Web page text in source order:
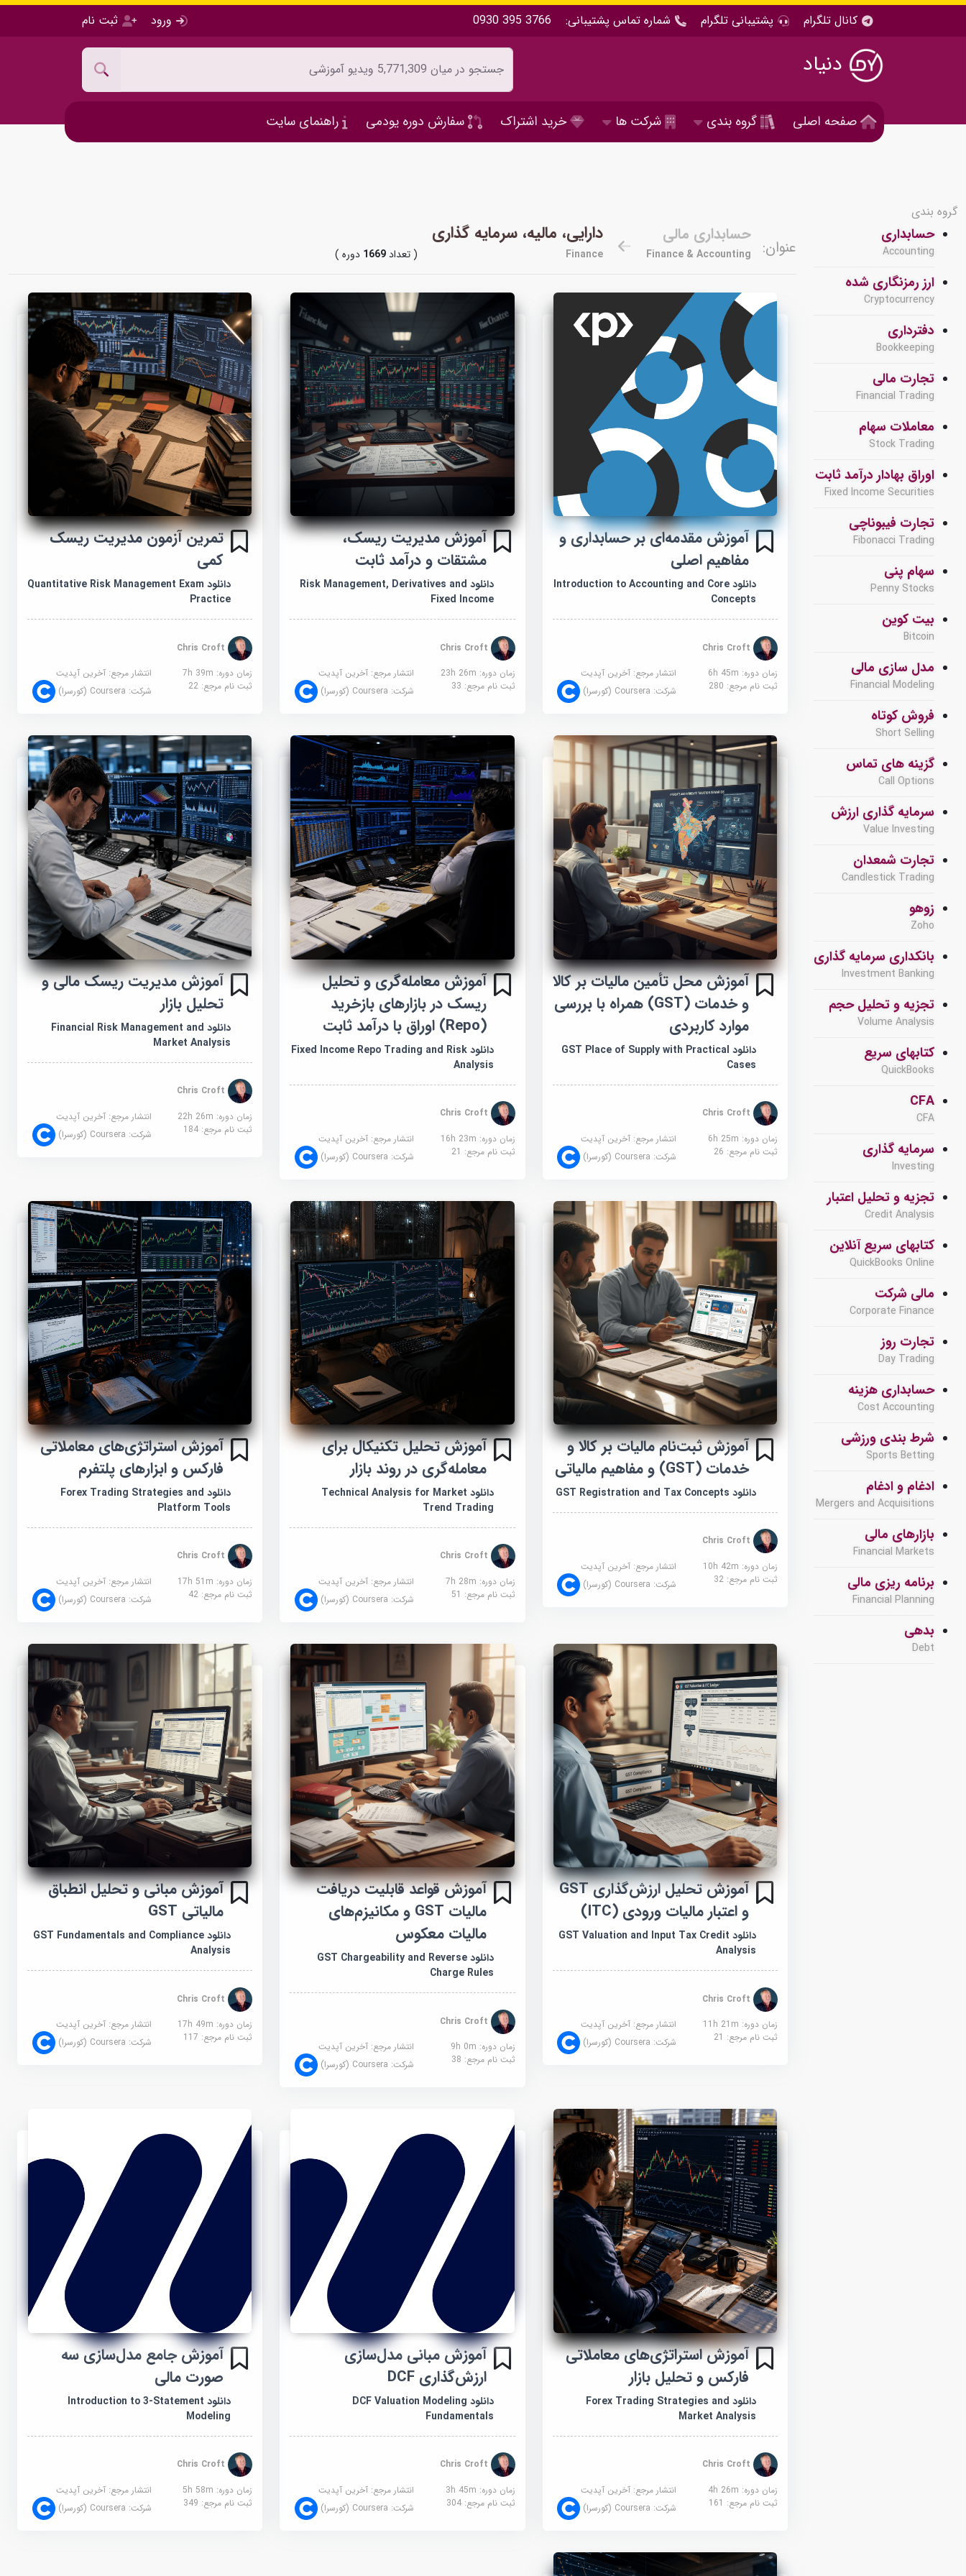
کانال تلگرام پشتیبانی تلگرام شماره تماس پشتیبانی: 0930 395 3766 ورود ثبت نام
دنیاد
صفحه اصلی گروه بندی شرکت ها خرید اشتراک سفارش دوره یودمی راهنمای سایت
گروه بندی
حسابداری
Accounting
ارز رمزنگاری شده
Cryptocurrency
دفترداری
Bookkeeping
تجارت مالی
Financial Trading
معاملات سهام
Stock Trading
اوراق بهادار درآمد ثابت
Fixed Income Securities
تجارت فیبوناچی
Fibonacci Trading
سهام پنی
Penny Stocks
بیت کوین
Bitcoin
مدل سازی مالی
Financial Modeling
فروش کوتاه
Short Selling
گزینه های تماس
Call Options
سرمایه گذاری ارزش
Value Investing
تجارت شمعدان
Candlestick Trading
زوهو
Zoho
بانکداری سرمایه گذاری
Investment Banking
تجزیه و تحلیل حجم
Volume Analysis
کتابهای سریع
QuickBooks
CFA
CFA
سرمایه گذاری
Investing
تجزیه و تحلیل اعتبار
Credit Analysis
کتابهای سریع آنلاین
QuickBooks Online
مالی شرکت
Corporate Finance
تجارت روز
Day Trading
حسابداری هزینه
Cost Accounting
شرط بندی ورزشی
Sports Betting
ادغام و ادغام
Mergers and Acquisitions
بازارهای مالی
Financial Markets
برنامه ریزی مالی
Financial Planning
بدهی
Debt
عنوان:
حسابداری مالی
Finance & Accounting
دارایی، مالیه، سرمایه گذاری
Finance ( تعداد1669 دوره )
آموزش مقدمه‌ای بر حسابداری و
مفاهیم اصلی
دانلود Introduction to Accounting and Core
Concepts
زمان دوره: 6h 45m
انتشار مرجع: آخرین آپدیت
ثبت نام مرجع: 280 شرکت: Coursera (کورسرا)
آموزش مدیریت ریسک،
مشتقات و درآمد ثابت
دانلود Risk Management, Derivatives and
Fixed Income
زمان دوره: 23h 26m
انتشار مرجع: آخرین آپدیت
ثبت نام مرجع: 33 شرکت: Coursera (کورسرا)
تمرین آزمون مدیریت ریسک
کمی
دانلود Quantitative Risk Management Exam
Practice
Chris Croft
زمان دوره: 7h 39m
انتشار مرجع:آخرین آپدیت
ثبت نام مرجع: 22 شرکت: Coursera (کورسرا)
آموزش محل تأمین مالیات بر کالا
و خدمات (GST) همراه با بررسی
موارد کاربردی
دانلود GST Place of Supply with Practical
Cases
زمان دوره: 6h 25m
انتشار مرجع: آخرین آپدیت
ثبت نام مرجع: 26 شرکت: Coursera (کورسرا)
آموزش معامله‌گری و تحلیل
ریسک در بازارهای بازخرید
(Repo) اوراق با درآمد ثابت
دانلود Fixed Income Repo Trading and Risk
Analysis
زمان دوره: 16h 23m
انتشار مرجع: آخرین آپدیت
ثبت نام مرجع: 21 شرکت: Coursera (کورسرا)
آموزش مدیریت ریسک مالی و
تحلیل بازار
دانلود Financial Risk Management and
Market Analysis
Chris Croft
زمان دوره: 22h 26m
انتشار مرجع:آخرین آپدیت
ثبت نام مرجع: 184 شرکت: Coursera (کورسرا)
آموزش ثبت‌نام مالیات بر کالا و
خدمات (GST) و مفاهیم مالیاتی
دانلود GST Registration and Tax Concepts
زمان دوره: 10h 42m
انتشار مرجع: آخرین آپدیت
ثبت نام مرجع: 32 شرکت: Coursera (کورسرا)
آموزش تحلیل تکنیکال برای
معامله‌گری در روند بازار
دانلود Technical Analysis for Market
Trend Trading
زمان دوره: 7h 28m
انتشار مرجع: آخرین آپدیت
ثبت نام مرجع: 51 شرکت: Coursera (کورسرا)
آموزش استراتژی‌های معاملاتی
فارکس و ابزارهای پلتفرم
دانلود Forex Trading Strategies and
Platform Tools
Chris Croft
زمان دوره: 17h 51m
انتشار مرجع:آخرین آپدیت
ثبت نام مرجع: 42 شرکت: Coursera (کورسرا)
آموزش تحلیل ارزش‌گذاری GST
و اعتبار مالیات ورودی (ITC)
دانلود GST Valuation and Input Tax Credit
Analysis
زمان دوره: 11h 21m
انتشار مرجع: آخرین آپدیت
ثبت نام مرجع: 21 شرکت: Coursera (کورسرا)
آموزش قواعد قابلیت دریافت
مالیات GST و مکانیزم‌های
مالیات معکوس
دانلود GST Chargeability and Reverse
Charge Rules
زمان دوره: 9h 0m
انتشار مرجع: آخرین آپدیت
ثبت نام مرجع: 38 شرکت: Coursera (کورسرا)
آموزش مبانی و تحلیل انطباق
مالیاتی GST
دانلود GST Fundamentals and Compliance
Analysis
Chris Croft
زمان دوره: 17h 49m
انتشار مرجع:آخرین آپدیت
ثبت نام مرجع: 117 شرکت: Coursera (کورسرا)
آموزش استراتژی‌های معاملاتی
فارکس و تحلیل بازار
دانلود Forex Trading Strategies and
Market Analysis
زمان دوره: 4h 26m
انتشار مرجع: آخرین آپدیت
ثبت نام مرجع: 161 شرکت: Coursera (کورسرا)
آموزش مبانی مدل‌سازی
ارزش‌گذاری DCF
دانلود DCF Valuation Modeling
Fundamentals
زمان دوره: 3h 45m
انتشار مرجع: آخرین آپدیت
ثبت نام مرجع:304 شرکت: Coursera (کورسرا)
آموزش جامع مدل‌سازی سه
صورت مالی
دانلود Introduction to 3-Statement
Modeling
Chris Croft
زمان دوره: 5h 58m
انتشار مرجع:آخرین آپدیت
ثبت نام مرجع: 349 شرکت: Coursera (کورسرا)